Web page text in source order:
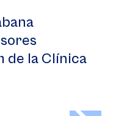
de la Clínica